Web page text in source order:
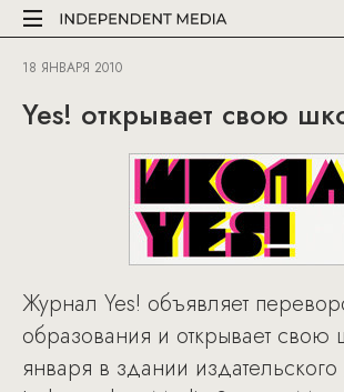
18 ЯНВАРЯ 2010
Yes! открывает свою
Журнал Yes! объявляет
образования и открывает свою
января в здании